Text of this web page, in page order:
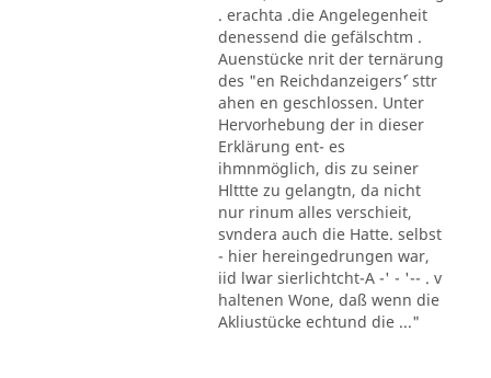
. erachta .die Angelegenheit
denessend die gefälschtm .
Auenstücke nrit der ternärung
des "en Reichdanzeigers´' sttr
ahen en geschlossen. Unter
Hervorhebung der in dieser
Erklärung ent- es
ihmnmöglich, dis zu seiner
Hlttte zu gelangtn, da nicht
nur rinum alles verschieit,
svndera auch die Hatte. selbst
- hier hereingedrungen war,
iid lwar sierlichtcht-A -' - '-- . v
haltenen Wone, daß wenn die
Akliustücke echtund die ..."